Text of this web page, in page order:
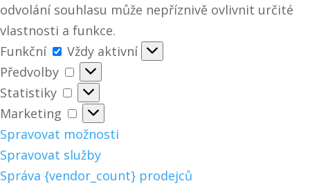
odvolání souhlasu může nepříznivě ovlivnit určité
vlastnosti a funkce.
Funkční
Funkční
Vždy aktivní
Předvolby
Předvolby
Statistiky
Statistiky
Marketing
Marketing
Spravovat možnosti
Spravovat služby
Správa {vendor_count} prodejců